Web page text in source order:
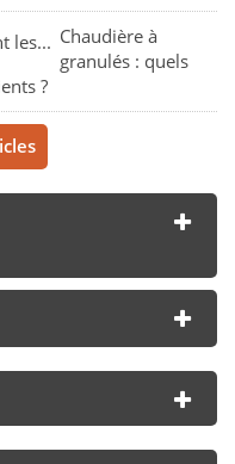
Chaudière à
granulés : quels
?